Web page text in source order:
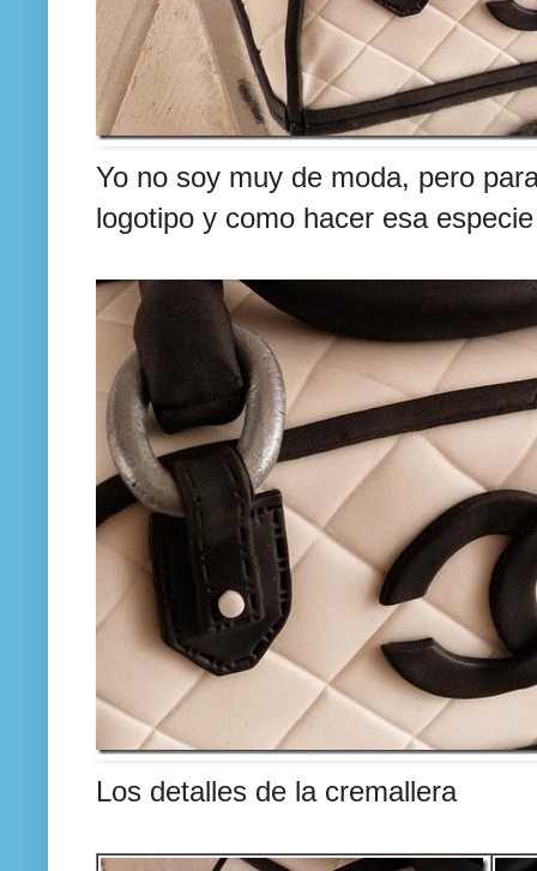
Yo no soy muy de moda, pero
logotipo y como hacer esa
Los detalles de la cremallera